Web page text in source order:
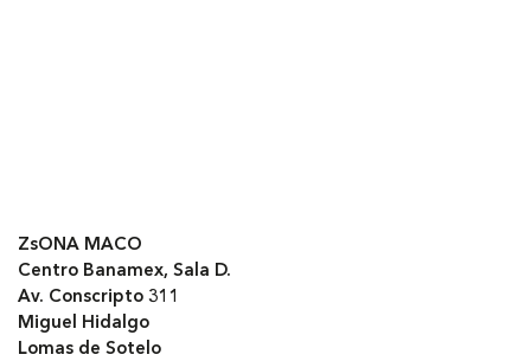
ZsONA MACO
Centro Banamex, Sala D.
Av. Conscripto 311
Miguel Hidalgo
Lomas de Sotelo